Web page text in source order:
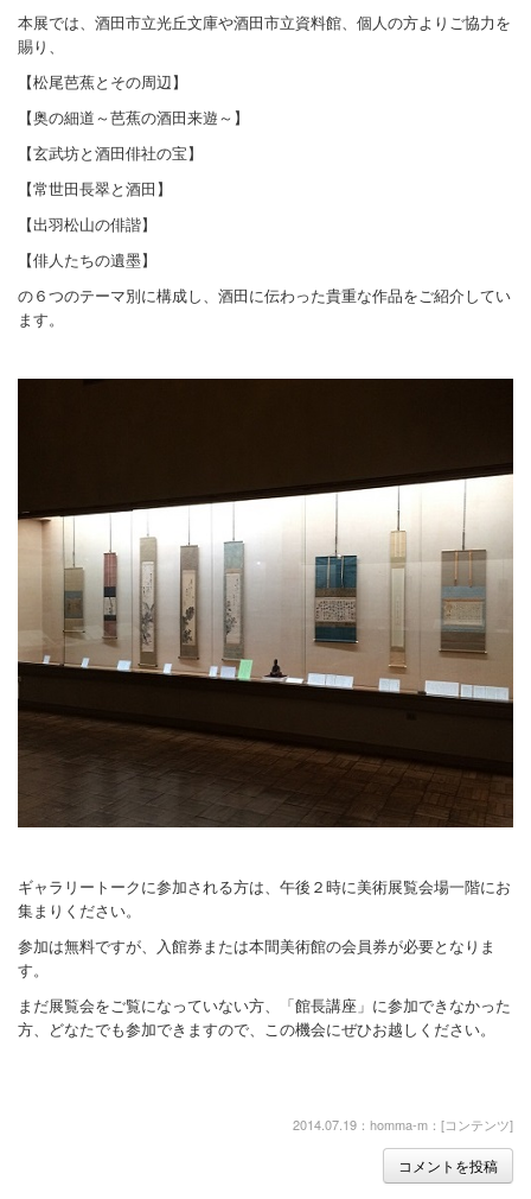
本展では、酒田市立光丘文庫や酒田市立資料館、個人の方よりご協力を
賜り、
【松尾芭蕉とその周辺】
【奥の細道～芭蕉の酒田来遊～】
【玄武坊と酒田俳社の宝】
【常世田長翠と酒田】
【出羽松山の俳諧】
【俳人たちの遺墨】
の６つのテーマ別に構成し、酒田に伝わった貴重な作品をご紹介してい
ます。
ギャラリートークに参加される方は、午後２時に美術展覧会場一階にお
集まりください。
参加は無料ですが、入館券または本間美術館の会員券が必要となりま
す。
まだ展覧会をご覧になっていない方、「館長講座」に参加できなかった
方、どなたでも参加できますので、この機会にぜひお越しください。
2014.07.19：homma-m：[コンテンツ]
コメントを投稿